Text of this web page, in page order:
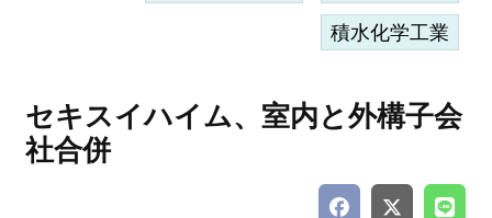
積水化学工業
セキスイハイム、室内と外構子会
社合併